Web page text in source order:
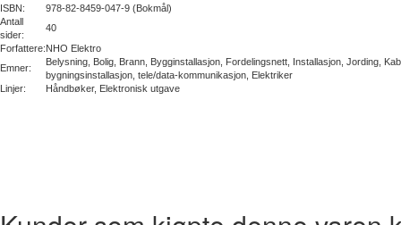
ISBN:
978-82-8459-047-9 (Bokmål)
Antall
sider:
40
Forfattere:NHO Elektro
Emner:
Belysning, Bolig, Brann, Bygginstallasjon, Fordelingsnett, Installasjon, Jording,
bygningsinstallasjon, tele/data-kommunikasjon, Elektriker
Linjer:
Håndbøker, Elektronisk utgave